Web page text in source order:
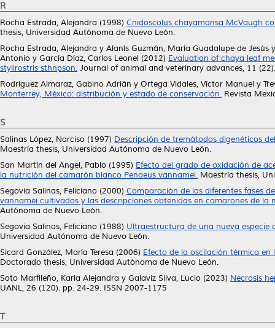
R
Rocha Estrada, Alejandra (1998) Cnidoscolus chayamansa McVaugh
thesis, Universidad Autónoma de Nuevo León.
Rocha Estrada, Alejandra y Alanís Guzmán, María Guadalupe de Jesús
Antonio y García Díaz, Carlos Leonel (2012) Evaluation of chaya leaf
stylirostris sthnpson. Journal of animal and veterinary advances, 11
Rodríguez Almaraz, Gabino Adrián y Ortega Vidales, Víctor Manuel y
Monterrey, México: distribución y estado de conservación. Revista
S
Salinas López, Narciso (1997) Descripción de tremátodos digenéticos
Maestría thesis, Universidad Autónoma de Nuevo León.
San Martín del Angel, Pablo (1995) Efecto del grado de oxidación de
la nutrición del camarón blanco Penaeus vannamei. Maestría thesis,
Segovia Salinas, Feliciano (2000) Comparación de las diferentes fases
vannamei cultivados y las descripciones obtenidas en camarones de la
Autónoma de Nuevo León.
Segovia Salinas, Feliciano (1988) Ultraestructura de una nueva especie
Universidad Autónoma de Nuevo León.
Sicard González, María Teresa (2006) Efecto de la oscilación térmica
Doctorado thesis, Universidad Autónoma de Nuevo León.
Soto Marfileño, Karla Alejandra y Galaviz Silva, Lucio (2023) Necrosis
UANL, 26 (120). pp. 24-29. ISSN 2007-1175
T